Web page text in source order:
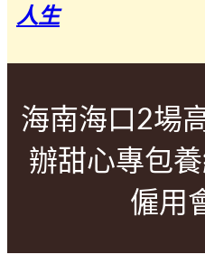
人生
海南海口2場
辦甜心專包
僱用